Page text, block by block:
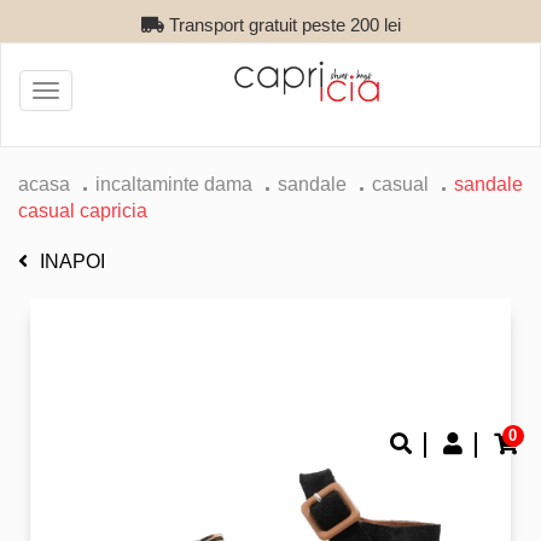
Transport gratuit peste 200 lei
0
Toggle
navigation
acasa incaltaminte dama sandale casual
sandale
casual capricia
INAPOI